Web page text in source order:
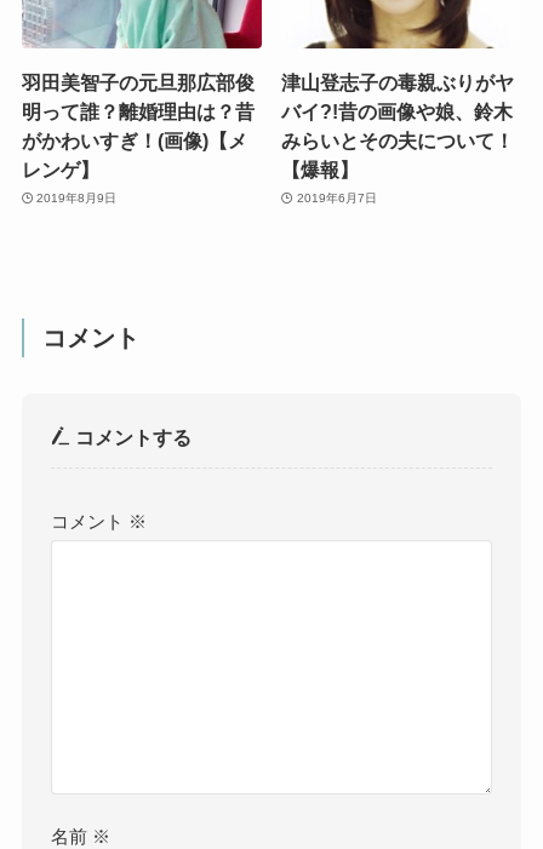
羽田美智子の元旦那広部俊
明って誰？離婚理由は？昔
がかわいすぎ！(画像)【メ
レンゲ】
2019年8月9日
津山登志子の毒親ぶりがヤ
バイ?!昔の画像や娘、鈴木
みらいとその夫について！
【爆報】
2019年6月7日
コメント
コメントする
コメント ※
名前 ※